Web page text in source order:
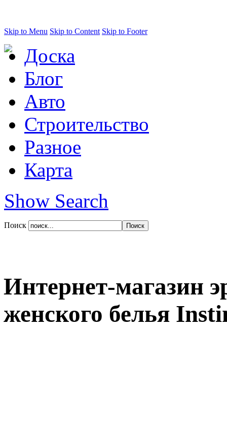
Skip to Menu Skip to Content Skip to Footer
Доска
Блог
Авто
Строительство
Разное
Карта
Show Search
Поиск
Интернет-магазин
женского белья